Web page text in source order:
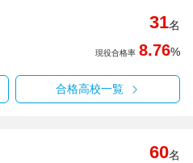
31名
現役合格率 8.76%
合格高校一覧
60名